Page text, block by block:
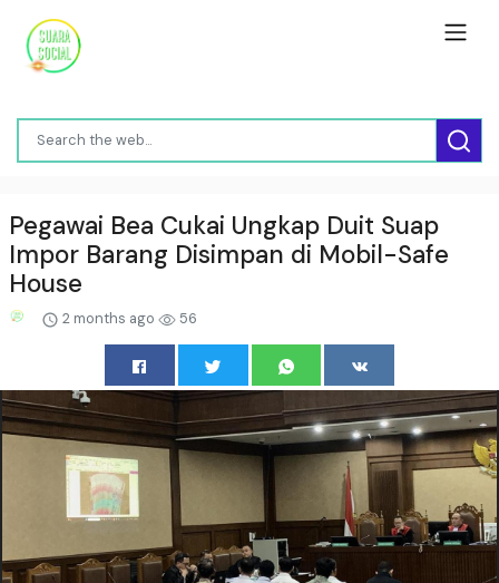
Pegawai Bea Cukai Ungkap Duit Suap
Impor Barang Disimpan di Mobil-Safe
House
2 months ago 56